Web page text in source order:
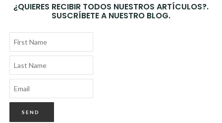
¿QUIERES RECIBIR TODOS NUESTROS ARTÍCULOS?.
SUSCRÍBETE A NUESTRO BLOG.